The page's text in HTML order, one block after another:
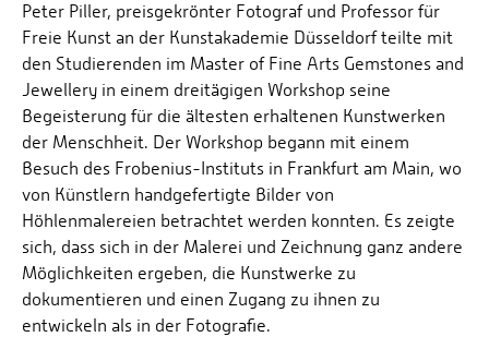
Peter Piller, preisgekrönter Fotograf und Professor für
Freie Kunst an der Kunstakademie Düsseldorf teilte mit
den Studierenden im Master of Fine Arts Gemstones and
Jewellery in einem dreitägigen Workshop seine
Begeisterung für die ältesten erhaltenen Kunstwerken
der Menschheit. Der Workshop begann mit einem
Besuch des Frobenius-Instituts in Frankfurt am Main, wo
von Künstlern handgefertigte Bilder von
Höhlenmalereien betrachtet werden konnten. Es zeigte
sich, dass sich in der Malerei und Zeichnung ganz andere
Möglichkeiten ergeben, die Kunstwerke zu
dokumentieren und einen Zugang zu ihnen zu
entwickeln als in der Fotografie.